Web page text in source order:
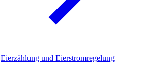
Eierzählung und Eierstromregelung